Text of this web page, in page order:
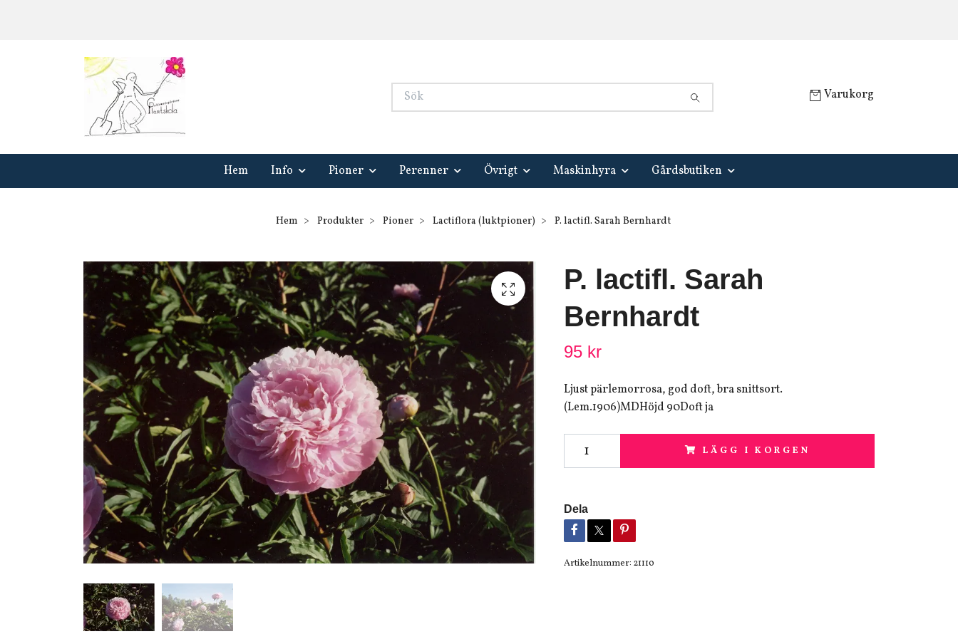
Varukorg
Hem Info Pioner Perenner Övrigt Maskinhyra Gårdsbutiken
Hem Produkter Pioner Lactiflora (luktpioner) P. lactifl. Sarah Bernhardt
P. lactifl. Sarah
Bernhardt
95 kr
Ljust pärlemorrosa, god doft, bra snittsort.
(Lem.1906)MDHöjd 90Doft ja
LÄGG I KORGEN
Dela
Artikelnummer: 21110